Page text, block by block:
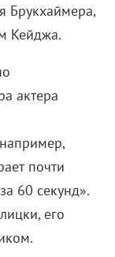
Брукхаймера,
Кейджа.
актера
почти
60 секунд».
его